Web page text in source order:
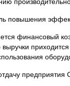
повышения
финансовый
выручки